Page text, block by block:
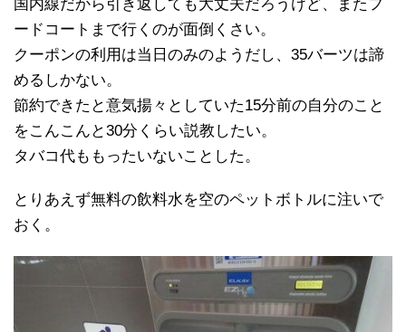
国内線だから引き返しても大丈夫だろうけど、またフ
ードコートまで行くのが面倒くさい。
クーポンの利用は当日のみのようだし、35バーツは諦
めるしかない。
節約できたと意気揚々としていた15分前の自分のこと
をこんこんと30分くらい説教したい。
タバコ代ももったいないことした。
とりあえず無料の飲料水を空のペットボトルに注いで
おく。